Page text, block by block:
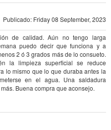
Publicado: Friday 08 September, 2023
de calidad. Aún no tengo larga
puedo decir que funciona y a
2 ó 3 grados más de lo consueto.
la limpieza superficial se reduce
lo mismo que lo que duraba antes la
en el agua. Una saldadura
Buena compra que aconsejo.